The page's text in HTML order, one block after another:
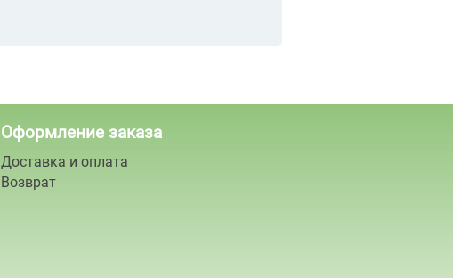
Оформление заказа
Доставка и оплата
Возврат